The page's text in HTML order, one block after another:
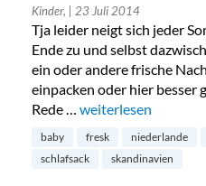
Kinder, | 23 Juli 2014
Tja leider neigt sich jeder
Ende zu und selbst
ein oder andere frische
einpacken oder hier besser
Rede … „Schlafsäcke für
weiterlesen
baby fresk niederlande
schlafsack
skandinavien